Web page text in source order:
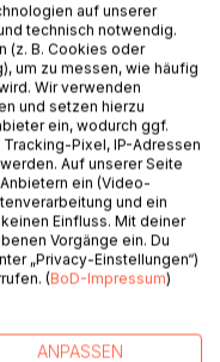
wenn die Liebe
statt
als Liebesnest und
hausen.
Besessenheit?
zu gewinnen?
von ihm
weiblichen
und Fluch
auf unserer
technisch notwendig.
(z. B. Cookies oder
um zu messen, wie häufig
Wir verwenden
und setzen hierzu
ein, wodurch ggf.
Pixel, IP-Adressen
Auf unserer Seite
ein (Video-
und ein
Einfluss. Mit deiner
Vorgänge ein. Du
„Privacy-Einstellungen“)
(BoD-Impressum)
ANPASSEN